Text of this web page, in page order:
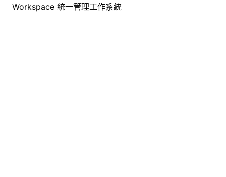
Workspace 統一管理工作系統